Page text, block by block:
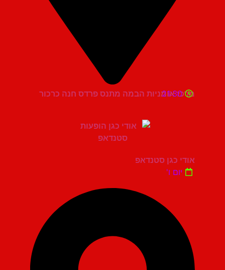
מרכז אומניות הבמה מתנס פרדס חנה כרכור
21:30
אודי כגן סטנדאפ
יום ו'